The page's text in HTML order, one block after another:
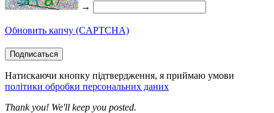
→
Обновить капчу (CAPTCHA)
Подписаться
Натискаючи кнопку підтвердження, я приймаю умови
політики обробки персональних даних
Thank you! We'll keep you posted.